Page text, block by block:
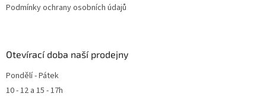
Podmínky ochrany osobních údajů
Otevírací doba naší prodejny
Pondělí - Pátek
10 - 12 a 15 - 17h